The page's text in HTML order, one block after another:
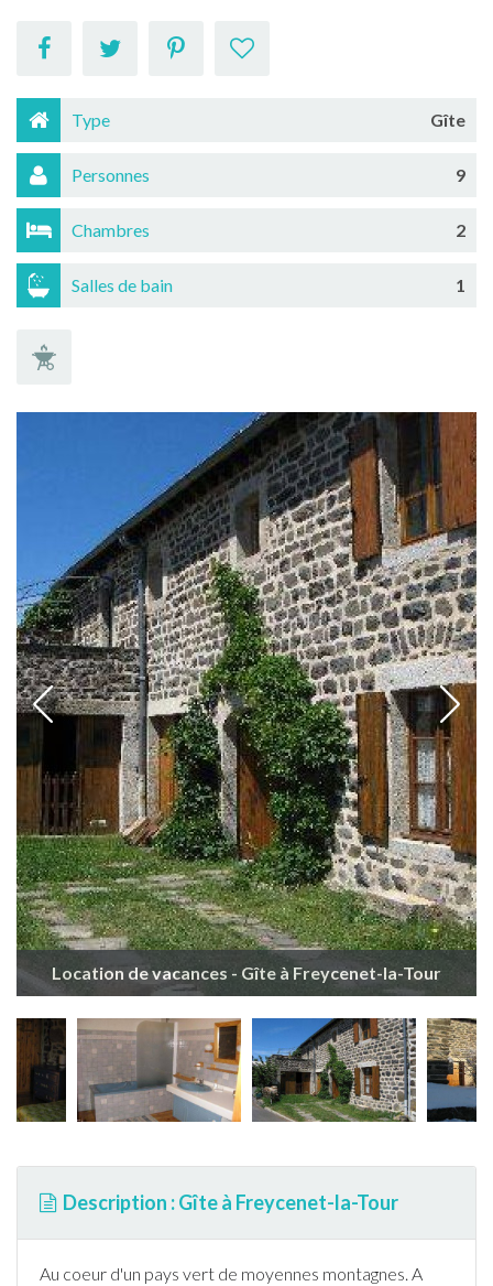
Type Gîte
Personnes 9
Chambres 2
Salles de bain 1
Location de vacances - Gîte à Freycenet-la-Tour
Description : Gîte à Freycenet-la-Tour
Au coeur d'un pays vert de moyennes montagnes. A